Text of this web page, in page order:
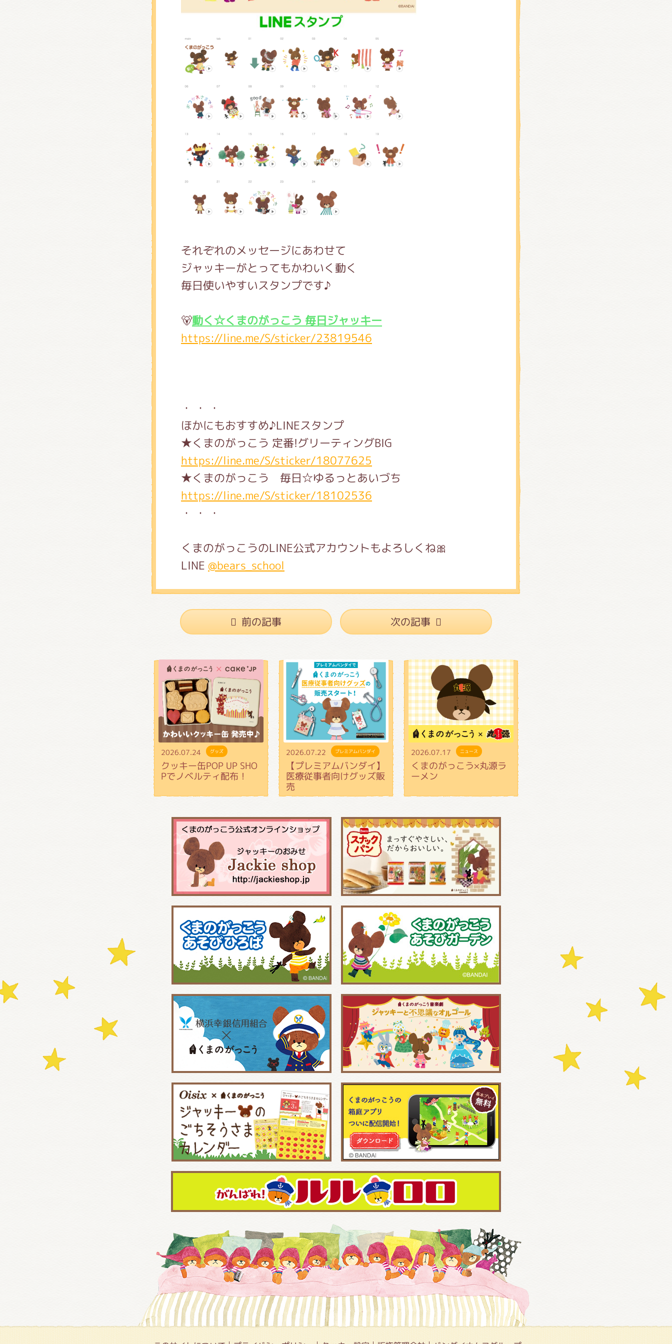
それぞれのメッセージにあわせて
ジャッキーがとってもかわいく動く
毎日使いやすいスタンプです♪
🐻動く☆くまのがっこう 毎日ジャッキー
https://line.me/S/sticker/23819546
・ ・ ・
ほかにもおすすめ♪LINEスタンプ
★くまのがっこう 定番!グリーティングBIG
https://line.me/S/sticker/18077625
★くまのがっこう 毎日☆ゆるっとあいづち
https://line.me/S/sticker/18102536
・ ・ ・
くまのがっこうのLINE公式アカウントもよろしくね🎀
LINE @bears_school
前の記事 次の記事
2026.07.24 グッズ
クッキー缶POP UP SHO
Pでノベルティ配布！
2026.07.22 プレミアムバンダイ
【プレミアムバンダイ】
医療従事者向けグッズ販
売
2026.07.17 ニュース
くまのがっこう×丸源ラ
ーメン
くまのがっこう しょくいんしつ
くまのがっこう 家庭科部